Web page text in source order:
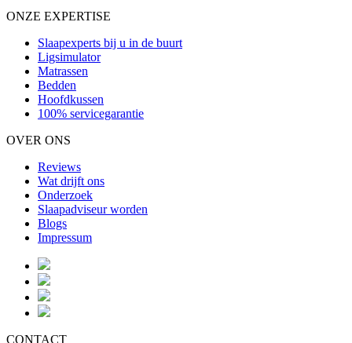
ONZE EXPERTISE
Slaapexperts bij u in de buurt
Ligsimulator
Matrassen
Bedden
Hoofdkussen
100% servicegarantie
OVER ONS
Reviews
Wat drijft ons
Onderzoek
Slaapadviseur worden
Blogs
Impressum
CONTACT